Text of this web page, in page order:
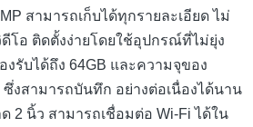
สามารถเก็บได้ทุกรายละเอียด ไม่
โอ ติดตั้งง่ายโดยใช้อุปกรณ์ที่ไม่ยุ่ง
งรับได้ถึง 64GB และความจุของ
ซึ่งสามารถบันทึก อย่างต่อเนื่องได้นาน
2 นิ้ว สามารถเชื่อมต่อ Wi-Fi ได้ใน